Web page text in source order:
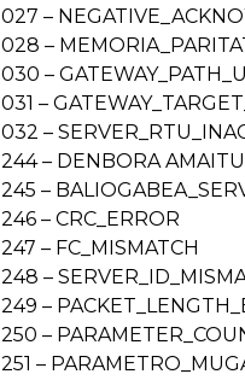
027 –
028 –
030 –
031 –
032 –
244 – DENBORA
245 –
246 – CRC_ERROR
247 – FC_MISMATCH
248 –
249 –
250 –
251 –